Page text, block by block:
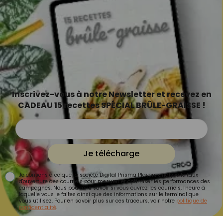
Inscrivez-vous à notre Newsletter et recevez en
CADEAU 15 recettes SPÉCIAL BRÛLE-GRAISSE !
Je télécharge
Je consens à ce que la société Digital Prisma Players analyse le taux
d'ouverture des courriels pour mesurer et optimiser les performances des
campagnes. Nous pourrons savoir si vous ouvrez les courriels, l'heure à
laquelle vous le faites ainsi que des informations sur le terminal que
vous utilisez. Pour en savoir plus sur ces traceurs, voir notre politique de
confidentialité.